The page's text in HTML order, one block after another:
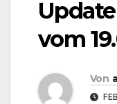
vom
Von